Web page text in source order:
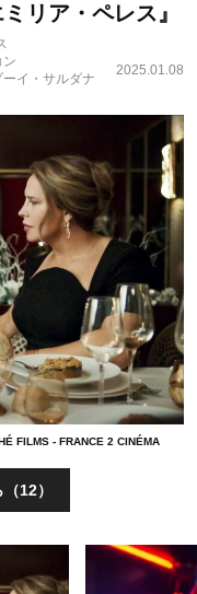
リア・ペレス』
ーイ・サルダナ
2025.01.08
FILMS - FRANCE 2 CINÉMA
12）